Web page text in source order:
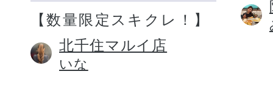
【数量限定スキクレ！】
北千住マルイ店
いな